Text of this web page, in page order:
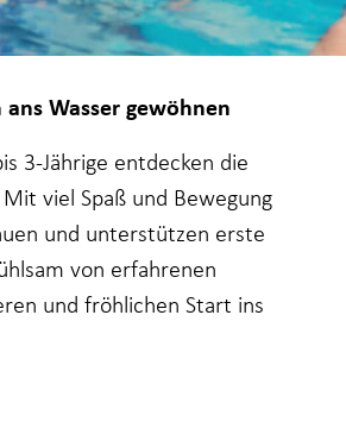
Wasser gewöhnen
3-Jährige entdecken die
viel Spaß und Bewegung
und unterstützen erste
von erfahrenen
und fröhlichen Start ins